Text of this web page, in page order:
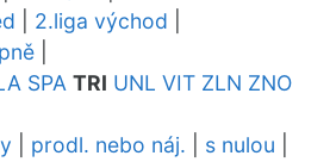
2.liga východ
SPA TRI UNL VIT ZLN ZNO
prodl. nebo náj. s nulou